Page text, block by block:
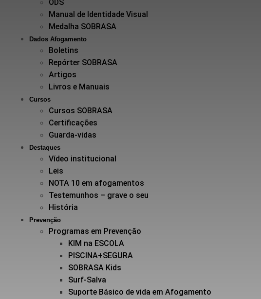
ODS
Manual de Identidade Visual
Medalha SOBRASA
Dados Afogamento
Boletins
Repórter SOBRASA
Artigos
Livros e Manuais
Cursos
Cursos SOBRASA
Certificações
Guarda-vidas
Destaques
Vídeo institucional
Leis
NOTA 10 em afogamentos
Testemunhos – grave o seu
História
Prevenção
Programas em Prevenção
KIM na ESCOLA
PISCINA+SEGURA
SOBRASA Kids
Surf-Salva
Suporte Básico de vida em Afogamento